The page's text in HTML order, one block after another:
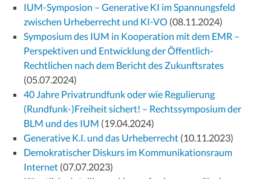
IUM-Symposion – Generative KI im Spannungsfeld
zwischen Urheberrecht und KI-VO (08.11.2024)
Symposium des IUM in Kooperation mit dem EMR –
Perspektiven und Entwicklung der Öffentlich-
Rechtlichen nach dem Bericht des Zukunftsrates
(05.07.2024)
40 Jahre Privatrundfunk oder wie Regulierung
(Rundfunk-)Freiheit sichert! – Rechtssymposium der
BLM und des IUM (19.04.2024)
Generative K.I. und das Urheberrecht (10.11.2023)
Demokratischer Diskurs im Kommunikationsraum
Internet (07.07.2023)